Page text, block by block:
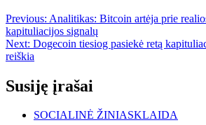
Previous: Analitikas: Bitcoin artėja prie
kapituliacijos signalų
Next: Dogecoin tiesiog pasiekė retą
reiškia
Susiję įrašai
SOCIALINĖ ŽINIASKLAIDA